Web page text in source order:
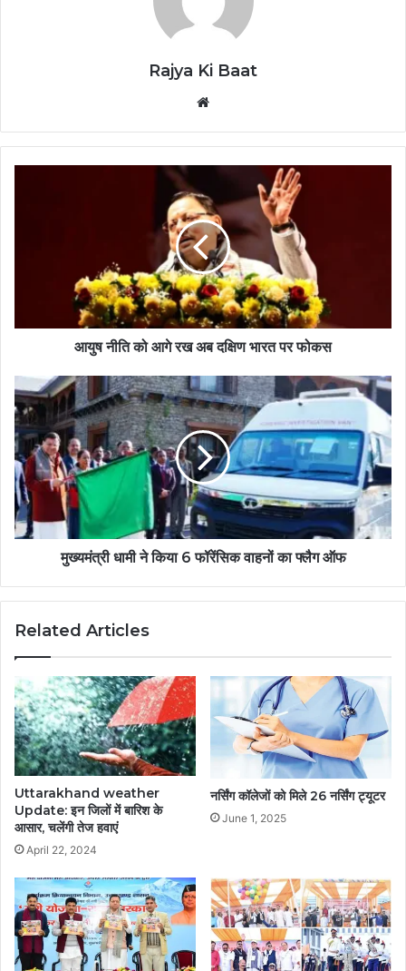
Rajya Ki Baat
आयुष नीति को आगे रख अब दक्षिण भारत पर फोकस
मुख्यमंत्री धामी ने किया 6 फॉरेंसिक वाहनों का फ्लैग ऑफ
Related Articles
Uttarakhand weather
Update: इन जिलों में बारिश के
आसार, चलेंगी तेज हवाएं
April 22, 2024
नर्सिंग कॉलेजों को मिले 26 नर्सिंग ट्यूटर
June 1, 2025